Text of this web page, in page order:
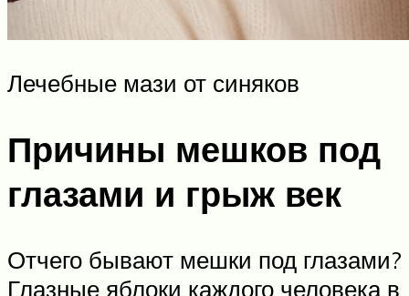
Лечебные мази от синяков
Причины мешков под
глазами и грыж век
Отчего бывают мешки под глазами?
Глазные яблоки каждого человека в